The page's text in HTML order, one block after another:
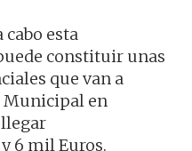
cabo esta
constituir unas
que van a
Municipal en
6 mil Euros.